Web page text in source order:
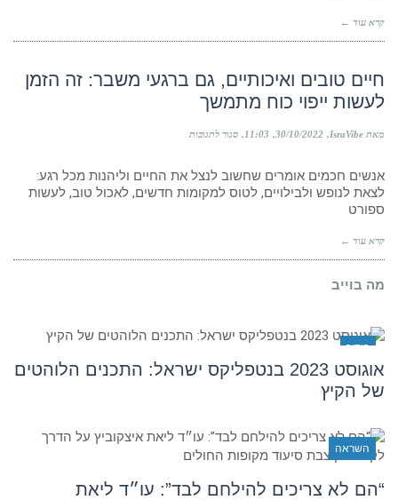
קשה,
אל
קרא עוד ←
חיים טובים ואיכותיים, גם ברגעי משבר: זה הזמן
לעשות ייפוי כוח מתמשך
מאת IsraVibe 30/10/2022
11:03 סגור לתגובותעל
ואיכותיים,
גם
לעשות
אנשים חכמים אומרים שחשוב לנצל את החיים וליהנות מכל רגע:
לצאת לנופש ולבילויים, לטוס למקומות חדשים, לאכול טוב, לעשות
ספורט
קרא עוד ←
מה בוייב
בידור
אוגוסט 2023 בנטפליקס ישראל: התכנים הלוהטים
של הקיץ
השראה
“הם לא צריכים להילחם לבד”: עו״ד ליאת